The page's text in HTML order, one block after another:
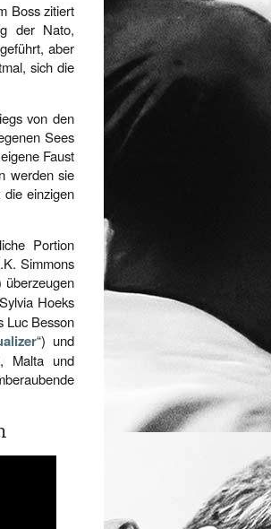
Boss zitiert
der Nato,
aber
sich die
von den
Sees
Faust
werden sie
einzigen
Portion
Simmons
über­zeugen
Hoeks
Luc Besson
“) und
Malta und